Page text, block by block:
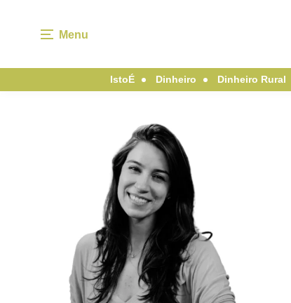
Menu
IstoÉ Dinheiro Dinheiro Rural